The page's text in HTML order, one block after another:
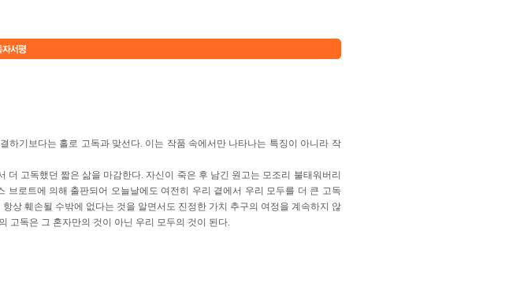
하기보다는 홀로 고독과 맞선다. 이는 작품 속에서만 나타나는 특징이 아니라 작
더 고독했던 짧은 삶을 마감한다. 자신이 죽은 후 남긴 원고는 모조리 불태워버리
브로트에 의해 출판되어 오늘날에도 여전히 우리 곁에서 우리 모두를 더 큰 고독
상 훼손될 수밖에 없다는 것을 알면서도 진정한 가치 추구의 여정을 계속하지 않
고독은 그 혼자만의 것이 아닌 우리 모두의 것이 된다.